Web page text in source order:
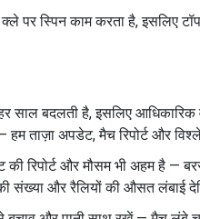
पर स्पिन काम करता है,
साल बदलती है, इसलिए
ताज़ा अपडेट, मैच रिपोर्ट और
रिपोर्ट और मौसम भी अहम है —
संख्या और रैलियों की औसत लंबाई